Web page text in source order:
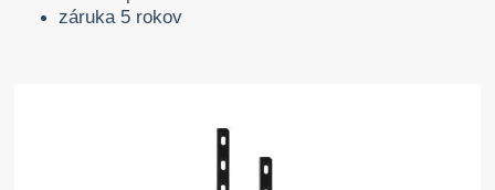
záruka 5 rokov